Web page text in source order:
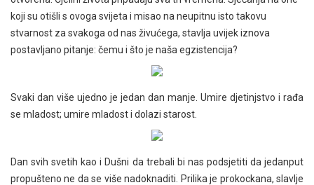
koji su otišli s ovoga svijeta i misao na neupitnu isto takovu
stvarnost za svakoga od nas živućega, stavlja uvijek iznova
postavljano pitanje: čemu i što je naša egzistencija?
Svaki dan više ujedno je jedan dan manje. Umire djetinjstvo i rađa
se mladost; umire mladost i dolazi starost.
Dan svih svetih kao i Dušni da trebali bi nas podsjetiti da jedanput
propušteno ne da se više nadoknaditi. Prilika je prokockana, slavlje